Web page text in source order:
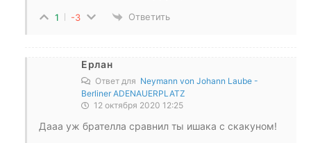
1 -3 Ответить
Ерлан
Ответ для Neymann von Johann Laube -
Berliner ADENAUERPLATZ
12 октября 2020 12:25
Дааа уж брателла сравнил ты ишака с скакуном!